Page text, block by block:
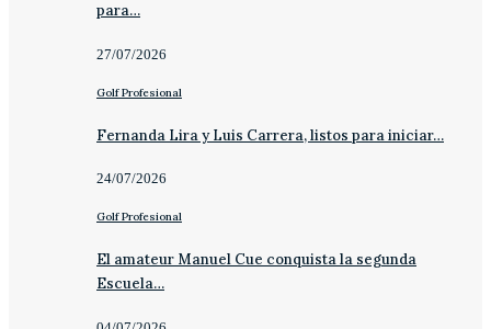
para…
27/07/2026
Golf Profesional
Fernanda Lira y Luis Carrera, listos para iniciar…
24/07/2026
Golf Profesional
El amateur Manuel Cue conquista la segunda
Escuela…